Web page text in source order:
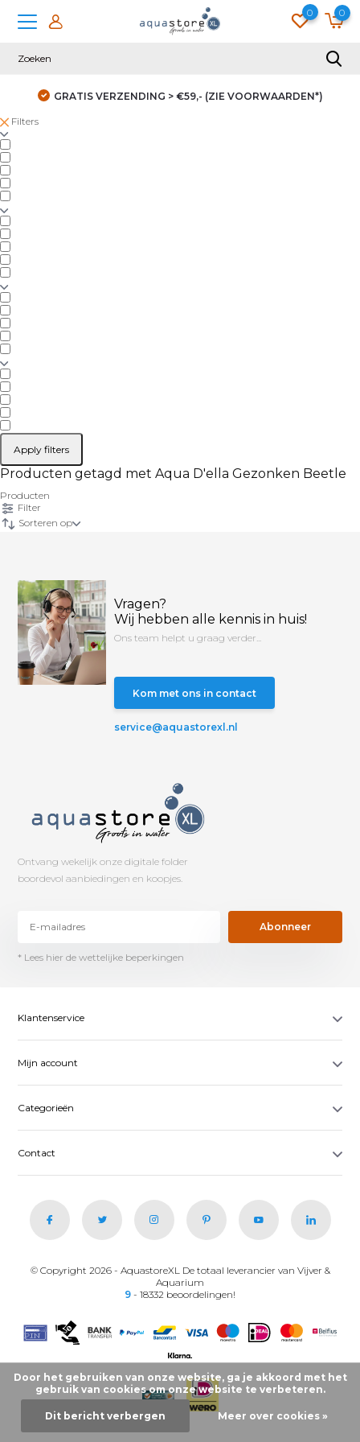
0 0
GRATIS VERZENDING > €59,- (ZIE VOORWAARDEN*)
Filters
Apply filters
Producten getagd met Aqua D'ella Gezonken Beetle
Producten
Filter
Sorteren op
Vragen?
Wij hebben alle kennis in huis!
Ons team helpt u graag verder...
Kom met ons in contact
service@aquastorexl.nl
Ontvang wekelijk onze digitale folder
boordevol aanbiedingen en koopjes.
Abonneer
* Lees hier de wettelijke beperkingen
Klantenservice
Mijn account
Categorieën
Contact
© Copyright 2026 - AquastoreXL De totaal leverancier van Vijver &
Aquarium
9 - 18332 beoordelingen!
Door het gebruiken van onze website, ga je akkoord met het
gebruik van cookies om onze website te verbeteren.
Dit bericht verbergen Meer over cookies »